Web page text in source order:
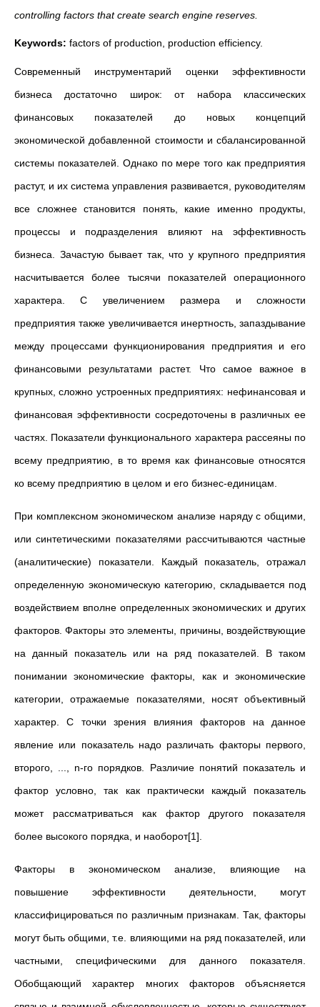
controlling factors that create search engine reserves.
Keywords: factors of production, production efficiency.
Современный инструментарий оценки эффективности
бизнеса достаточно широк: от набора классических
финансовых показателей до новых концепций
экономической добавленной стоимости и сбалансированной
системы показателей. Однако по мере того как предприятия
растут, и их система управления развивается, руководителям
все сложнее становится понять, какие именно продукты,
процессы и подразделения влияют на эффективность
бизнеса. Зачастую бывает так, что у крупного предприятия
насчитывается более тысячи показателей операционного
характера. С увеличением размера и сложности
предприятия также увеличивается инертность, запаздывание
между процессами функционирования предприятия и его
финансовыми результатами растет. Что самое важное в
крупных, сложно устроенных предприятиях: нефинансовая и
финансовая эффективности сосредоточены в различных ее
частях. Показатели функционального характера рассеяны по
всему предприятию, в то время как финансовые относятся
ко всему предприятию в целом и его бизнес-единицам.
При комплексном экономическом анализе наряду с общими,
или синтетическими показателями рассчитываются частные
(аналитические) показатели. Каждый показатель, отражал
определенную экономическую категорию, складывается под
воздействием вполне определенных экономических и других
факторов. Факторы это элементы, причины, воздействующие
на данный показатель или на ряд показателей. В таком
понимании экономические факторы, как и экономические
категории, отражаемые показателями, носят объективный
характер. С точки зрения влияния факторов на данное
явление или показатель надо различать факторы первого,
второго, ..., n-го порядков. Различие понятий показатель и
фактор условно, так как практически каждый показатель
может рассматриваться как фактор другого показателя
более высокого порядка, и наоборот[1].
Факторы в экономическом анализе, влияющие на
повышение эффективности деятельности, могут
классифицироваться по различным признакам. Так, факторы
могут быть общими, т.е. влияющими на ряд показателей, или
частными, специфическими для данного показателя.
Обобщающий характер многих факторов объясняется